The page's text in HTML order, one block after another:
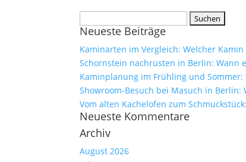
nach:
Neueste Beiträge
Kaminarten im Vergleich: Welcher
Schornstein nachrüsten in Berlin: Wann
Kaminplanung im Frühling und
Showroom-Besuch bei Masuch in
Vom alten Kachelofen zum
Neueste Kommentare
Archiv
August 2026